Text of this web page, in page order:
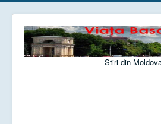
Stiri din